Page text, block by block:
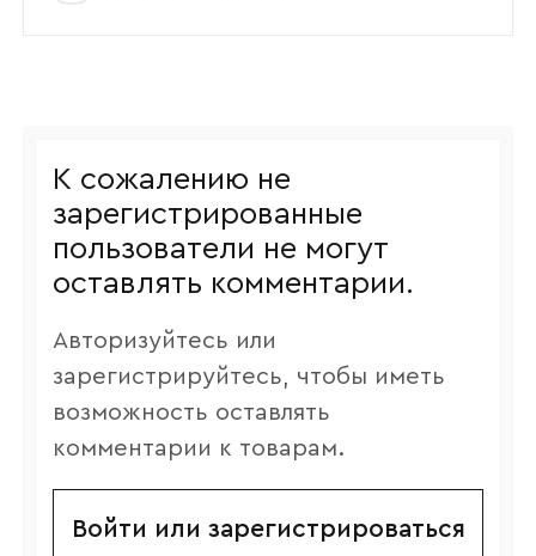
К сожалению не
зарегистрированные
пользователи не могут
оставлять комментарии.
Авторизуйтесь или
зарегистрируйтесь, чтобы иметь
возможность оставлять
комментарии к товарам.
Войти или зарегистрироваться